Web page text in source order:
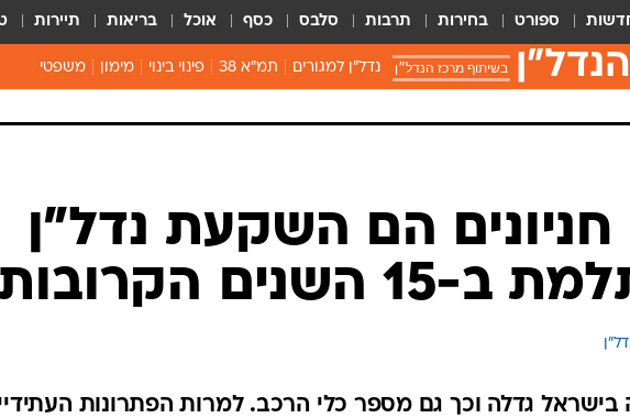
ספורט בחירות תרבות סלבס כסף אוכל בריאות תיירות
בשיתוף מרכז הנדל״ן נדל"ן למגורים תמ"א 38 פינוי בינוי מימון משפטי
הם השקעת נדל"ן
השנים הקרובות?
בישראל גדלה וכך גם מספר כלי הרכב. למרות הפתרונות